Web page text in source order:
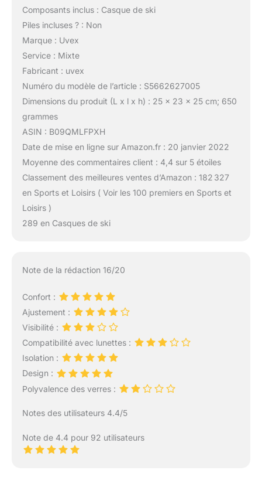
Composants inclus : Casque de ski
Piles incluses ? : Non
Marque : Uvex
Service : Mixte
Fabricant : uvex
Numéro du modèle de l’article : S5662627005
Dimensions du produit (L x l x h) : 25 x 23 x 25 cm; 650
grammes
ASIN : B09QMLFPXH
Date de mise en ligne sur Amazon.fr : 20 janvier 2022
Moyenne des commentaires client : 4,4 sur 5 étoiles
Classement des meilleures ventes d’Amazon : 182 327
en Sports et Loisirs ( Voir les 100 premiers en Sports et
Loisirs )
289 en Casques de ski
Note de la rédaction 16/20
Confort :
Ajustement :
Visibilité :
Compatibilité avec lunettes :
Isolation :
Design :
Polyvalence des verres :
Notes des utilisateurs 4.4/5
Note de 4.4 pour 92 utilisateurs